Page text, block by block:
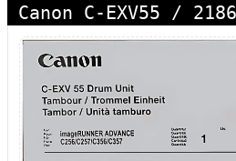
Canon C-EXV55 /